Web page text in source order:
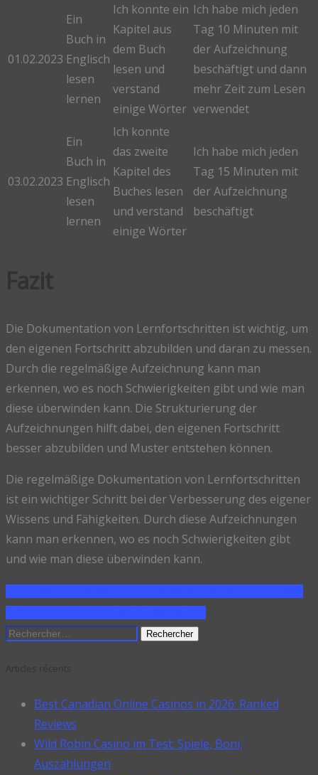
01.02.2023
Ein
Buch in
Englisch
lesen
lernen
Ich konnte ein
Kapitel aus
dem Buch
lesen und
verstand
einige Wörter
Ich habe mich jeden
Tag 10 Minuten mit
der Aufzeichnung
beschäftigt und dann
mehr Zeit zum Lesen
verwendet
03.02.2023
Ein
Buch in
Englisch
lesen
lernen
Ich konnte
das zweite
Kapitel des
Buches lesen
und verstand
einige Wörter
Ich habe mich jeden
Tag 15 Minuten mit
der Aufzeichnung
beschäftigt
Die Dokumentation von Lernfortschritten ist wichtig, um
den eigenen Fortschritt abzubilden und daran zu messen.
Durch die regelmäßige Aufzeichnung kann man
erkennen, wo es noch Schwierigkeiten gibt und wie man
diese überwinden kann. Die Strukturierung der
Aufzeichnungen hilft dabei, den eigenen Fortschritt
besser abzubilden und Muster entstehen können.
Die regelmäßige Dokumentation von Lernfortschritten
ist ein wichtiger Schritt bei der Verbesserung des eigener
Wissens und Fähigkeiten. Durch diese Aufzeichnungen
kann man erkennen, wo es noch Schwierigkeiten gibt
und wie man diese überwinden kann.
Rechercher :
Best Canadian Online Casinos in 2026: Ranked
Reviews
Wild Robin Casino im Test: Spiele, Boni,
Auszahlungen